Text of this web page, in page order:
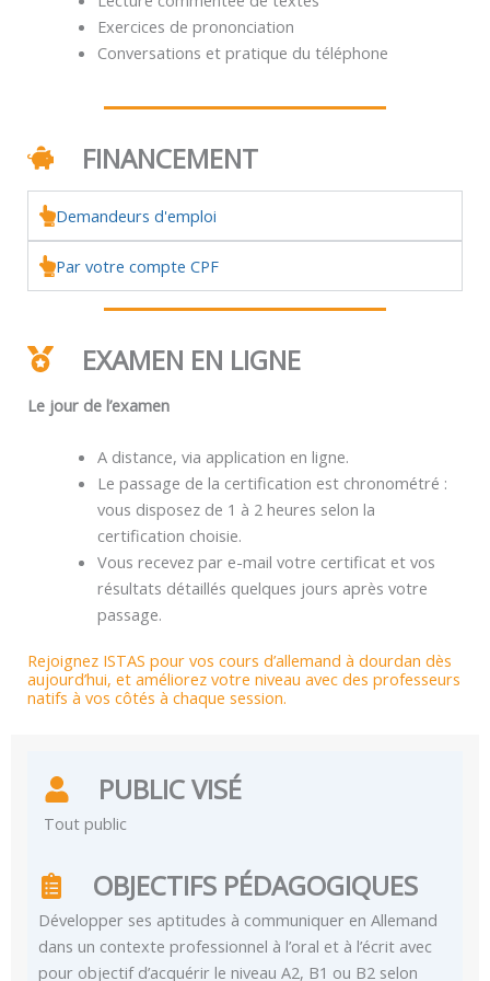
Exercices de prononciation
Conversations et pratique du téléphone
FINANCEMENT
Demandeurs d'emploi
Par votre compte CPF
EXAMEN EN LIGNE
Le jour de l’examen
A distance, via application en ligne.
Le passage de la certification est chronométré :
vous disposez de 1 à 2 heures selon la
certification choisie.
Vous recevez par e-mail votre certificat et vos
résultats détaillés quelques jours après votre
passage.
Rejoignez ISTAS pour vos cours d’allemand à dourdan dès
aujourd’hui, et améliorez votre niveau avec des professeurs
natifs à vos côtés à chaque session.
PUBLIC VISÉ
Tout public
OBJECTIFS PÉDAGOGIQUES
Développer ses aptitudes à communiquer en Allemand
dans un contexte professionnel à l’oral et à l’écrit avec
pour objectif d’acquérir le niveau A2, B1 ou B2 selon